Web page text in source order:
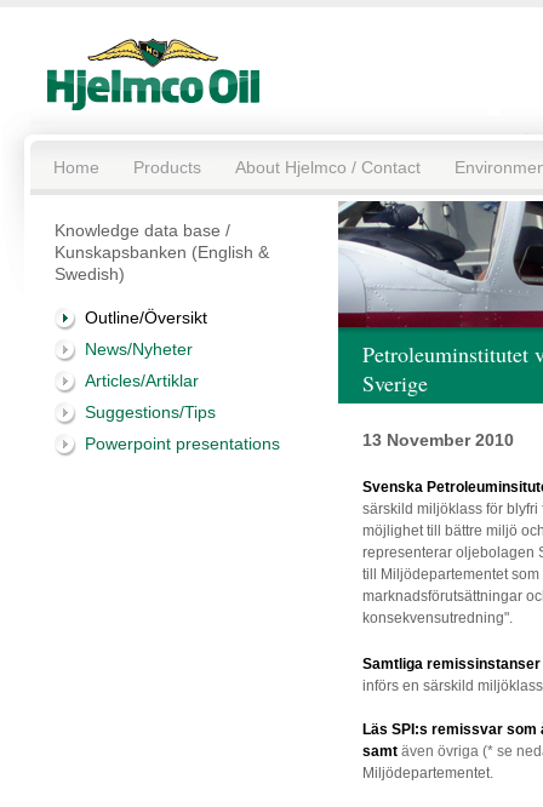
Home Products About Hjelmco / Contact
Knowledge data base /
Kunskapsbanken (English &
Swedish)
Outline/Översikt
News/Nyheter
Articles/Artiklar
Suggestions/Tips
Powerpoint presentations
Sverige
13 November 2010
Svenska
särskild miljöklass för
möjlighet till bättre miljö
representerar oljebolagen
till Miljödepartementet
marknadsförutsättningar
konsekvensutredning".
Samtliga
införs en särskild
Läs SPI:s remissvar
samt även övriga (* se
Miljödepartementet.